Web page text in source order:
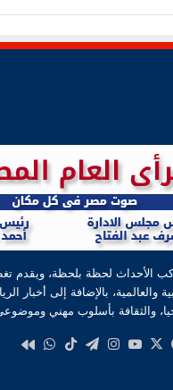
الأحداث لحظة بلحظة، ويقدم
والعالمية، بالإضافة إلى أخبار
والثقافة بأسلوب مهني
فيسبوك
‫X
‫YouTube
انستقرام
تيلقرام‫TikTokواتساب